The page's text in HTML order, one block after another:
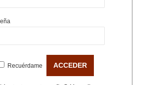
Recuérdame